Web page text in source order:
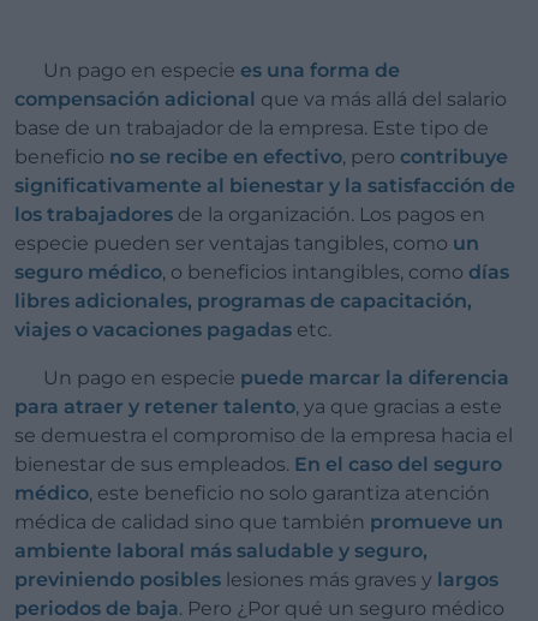
Un pago en especie es una forma de
compensación adicional que va más allá del salario
base de un trabajador de la empresa. Este tipo de
beneficio no se recibe en efectivo, pero contribuye
significativamente al bienestar y la satisfacción de
los trabajadores de la organización. Los pagos en
especie pueden ser ventajas tangibles, como un
seguro médico, o beneficios intangibles, como días
libres adicionales, programas de capacitación,
viajes o vacaciones pagadas etc.
Un pago en especie puede marcar la diferencia
para atraer y retener talento, ya que gracias a este
se demuestra el compromiso de la empresa hacia el
bienestar de sus empleados. En el caso del seguro
médico, este beneficio no solo garantiza atención
médica de calidad sino que también promueve un
ambiente laboral más saludable y seguro,
previniendo posibles lesiones más graves y largos
periodos de baja. Pero ¿Por qué un seguro médico